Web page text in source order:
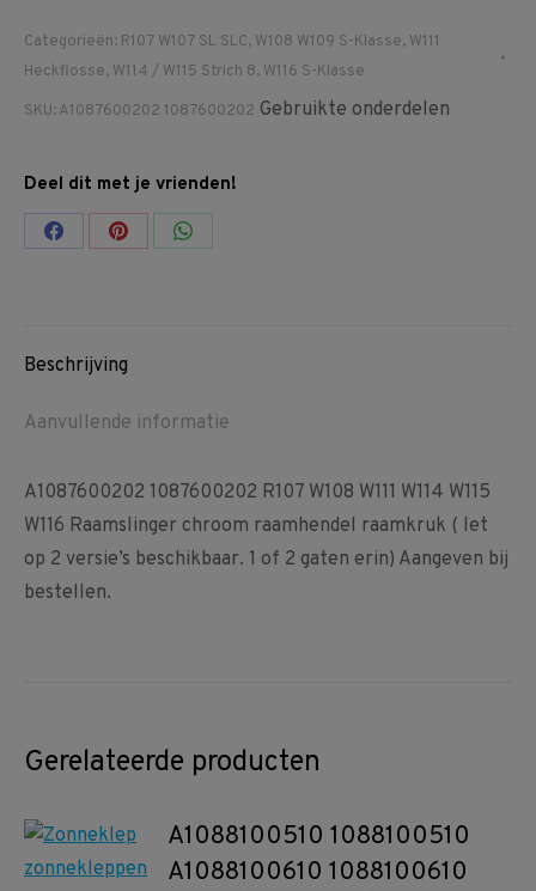
W108
W114
W116
Raamslinger
chroom
aantal
Categorieën: R107 W107 SL SLC, W108 W109 S-Klasse, W111
Heckflosse, W114 / W115 Strich 8, W116 S-Klasse
SKU:A1087600202 1087600202 Gebruikte onderdelen
Deel dit met je vrienden!
Share Share Share
Beschrijving
Aanvullende informatie
A1087600202 1087600202 R107 W108 W111 W114 W115
W116 Raamslinger chroom raamhendel raamkruk ( let
op 2 versie’s beschikbaar. 1 of 2 gaten erin) Aangeven bij
bestellen.
Gerelateerde producten
A1088100510 1088100510
A1088100610 1088100610